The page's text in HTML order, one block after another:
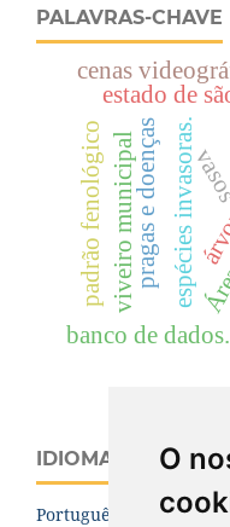
O
PALAVRAS-CHAVE
espécies invasoras.
estado de
cenas
pragas e doenças
banco de dados.
viveiro municipal vasos
padrão fenológico
IDIOMA
Português (Brasil)